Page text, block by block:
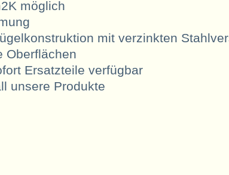
möglich
mit verzinkten
Oberflächen
Ersatzteile verfügbar
unsere Produkte